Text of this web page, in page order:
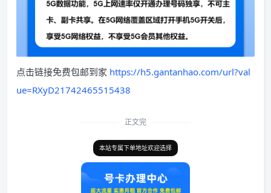
点击链接免费包邮到家 https://h5.gantanhao.com/url?val
ue=RXyD21742465515438
正文完
本站专属下单地址欢迎选择